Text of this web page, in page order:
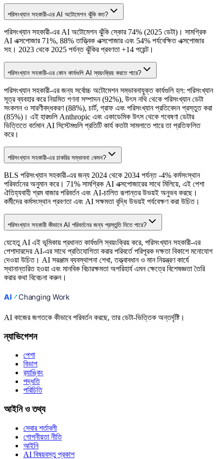
পরিসংখ্যান সহকারী-এর AI অটোমেশন ঝুঁকি কত?
পরিসংখ্যান সহকারী-এর AI অটোমেশন ঝুঁকি স্কোর 74% (2025 ডেটা)। সামগ্রিক
AI এক্সপোজার 71%, 88% তাত্ত্বিক এক্সপোজার এবং 54% পর্যবেক্ষিত এক্সপোজার
সহ। 2023 থেকে 2025 পর্যন্ত ঝুঁকির প্রবণতা +14 পয়েন্ট।
পরিসংখ্যান সহকারী-এর কোন কার্যগুলি AI স্বয়ংক্রিয় করতে পারে?
পরিসংখ্যান সহকারী-এর জন্য সর্বোচ্চ অটোমেশন সম্ভাবনাযুক্ত কার্যগুলি হল: পরিসংখ্যান
সূত্র ব্যবহার করে নিয়মিত গণনা সম্পাদন (92%), উৎস নথি থেকে পরিসংখ্যান ডেটা
সংকলন ও সারণীবদ্ধকরণ (88%), চার্ট, গ্রাফ এবং পরিসংখ্যান প্রতিবেদন প্রস্তুত করা
(85%)। এই হারগুলি Anthropic এবং একাডেমিক উৎস থেকে গবেষণা ডেটার
ভিত্তিতে বর্তমান AI সিস্টেমগুলি প্রতিটি কার্য কতটা সামলাতে পারে তা প্রতিফলিত
করে।
পরিসংখ্যান সহকারী-এর চাকরির সম্ভাবনা কেমন?
BLS পরিসংখ্যান সহকারী-এর জন্য 2024 থেকে 2034 পর্যন্ত -4% কর্মসংস্থান
পরিবর্তনের অনুমান করে। 71% সামগ্রিক AI এক্সপোজারের সাথে মিলিয়ে, এই পেশা
ঐতিহ্যবাহী শ্রম বাজার পরিবর্তন এবং AI-চালিত রূপান্তর উভয়ই অনুভব করছে।
কর্মীদের কর্মসংস্থান প্রবণতা এবং AI সক্ষমতা বৃদ্ধি উভয়ই পর্যবেক্ষণ করা উচিত।
পরিসংখ্যান সহকারী কীভাবে AI পরিবর্তনের জন্য প্রস্তুতি নিতে পারে?
যেহেতু AI এই ভূমিকায় প্রধানত কার্যগুলি স্বয়ংক্রিয় করে, পরিসংখ্যান সহকারী-এর
পেশাদারদের AI-এর সাথে প্রতিযোগিতা করার পরিবর্তে পরিপূরক দক্ষতা বিকাশে মনোযোগ
দেওয়া উচিত। AI সরঞ্জাম ব্যবস্থাপনা শেখা, তত্ত্বাবধান ও মান নিয়ন্ত্রণ কার্যে
স্থানান্তরিত হওয়া এবং মানবিক বিচারক্ষমতা অপরিহার্য এমন ক্ষেত্রে বিশেষজ্ঞতা তৈরি
করার কথা বিবেচনা করুন।
AI কাজের জগতকে কীভাবে পরিবর্তন করছে, তার ডেটা-ভিত্তিক অন্তর্দৃষ্টি।
ন্যাভিগেশন
পেশা
বিভাগ
র‍্যাঙ্কিং
পদ্ধতি
পরিচিতি
আইনি ও তথ্য
সেবার শর্তাবলী
গোপনীয়তা নীতি
আইনি
AI বিষয়বস্তু প্রকাশ